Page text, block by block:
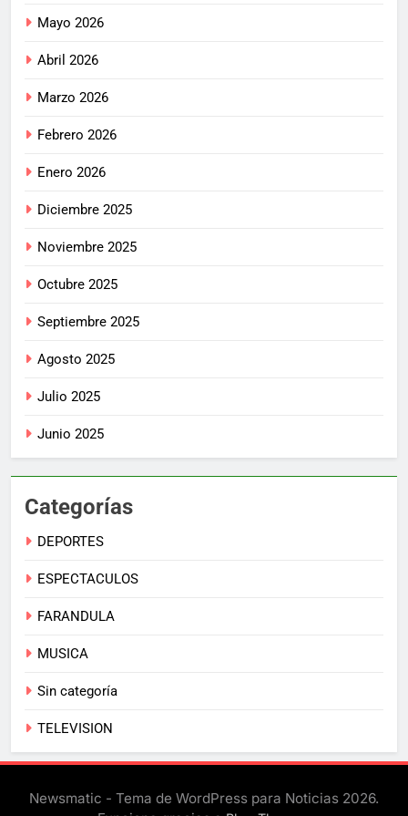
Mayo 2026
Abril 2026
Marzo 2026
Febrero 2026
Enero 2026
Diciembre 2025
Noviembre 2025
Octubre 2025
Septiembre 2025
Agosto 2025
Julio 2025
Junio 2025
Categorías
DEPORTES
ESPECTACULOS
FARANDULA
MUSICA
Sin categoría
TELEVISION
Newsmatic - Tema de WordPress para Noticias 2026.